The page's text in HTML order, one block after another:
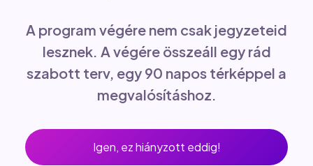
A program végére nem csak jegyzeteid
lesznek. A végére összeáll egy rád
szabott terv, egy 90 napos térképpel a
megvalósításhoz.
Igen, ez hiányzott eddig!